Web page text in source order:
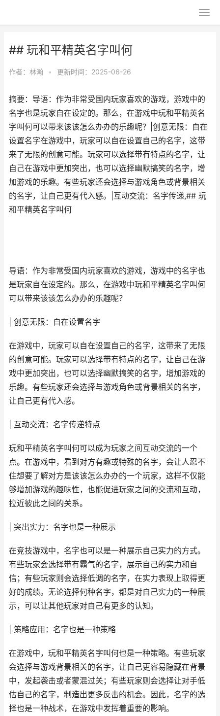
## 玩和平精英名字叫何
作者： 林瀚 • 更新时间：2025-06-26
摘要：导语：作为非常受国内玩家喜欢的游戏，游戏中的
名字也是玩家自在设定的。那么，在游戏中玩和平精英名
字叫何可以带来该该怎么办办的乐趣呢？|创意无限：自在
设置名字在游戏中，玩家可以自在设置自己的名字，这带
来了无限的创意可能。玩家可以选择带有特点的名字，让
自己在游戏中更加突出，也可以选择幽默搞笑的名字，增
加游戏的乐趣。有些玩家还会选择与游戏角色或背景相关
的名字，让自己更有代入感。|互动交流：名字传递,## 玩
和平精英名字叫何
导语：作为非常受国内玩家喜欢的游戏，游戏中的名字也
是玩家自在设定的。那么，在游戏中玩和平精英名字叫何
可以带来该该怎么办办的乐趣呢？
| 创意无限：自在设置名字
在游戏中，玩家可以自在设置自己的名字，这带来了无限
的创意可能。玩家可以选择带有特点的名字，让自己在游
戏中更加突出，也可以选择幽默搞笑的名字，增加游戏的
乐趣。有些玩家还会选择与游戏角色或背景相关的名字，
让自己更有代入感。
| 互动交流：名字传递特点
玩和平精英名字叫何可以成为玩家之间互动交流的一个
点。在游戏中，看到对方有趣或特殊的名字，会让人忍不
住想要了解对方是该该怎么办办的一个玩家，这样不仅能
够增加游戏的趣味性，也能促进玩家之间的交流和互动，
拉近彼此之间的关系。
| 突出实力：名字也是一种展示
在竞技游戏中，名字也可以是一种展示自己实力的方式。
有些玩家会选择带有霸气的名字，展示自己的实力和自
信；有些玩家则会选择低调的名字，在实力表现上取得更
好的成绩。无论选择何种名字，都是对自己实力的一种展
示，可以让其他玩家对自己有更多的认知。
| 策略应用：名字也是一种策略
在游戏中，玩和平精英名字叫何也是一种策略。有些玩家
会选择与游戏背景相关的名字，让自己更容易隐藏在背景
中，发起袭击或者蒙混过关；有些玩家则会选择让对手低
估自己的名字，制造出更多反击的机会。因此，名字的选
择也是一种战术，在游戏中发挥着重要的影响。